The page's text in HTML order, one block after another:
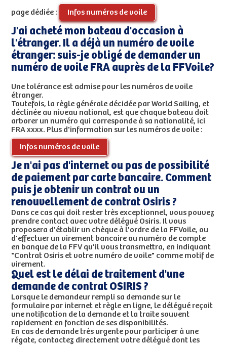
page dédiée :
Infos numéros de voile
J'ai acheté mon bateau d'occasion à
l'étranger. Il a déjà un numéro de voile
étranger: suis-je obligé de demander un
numéro de voile FRA auprès de la FFVoile?
Une tolérance est admise pour les numéros de voile
étranger.
Toutefois, la règle générale décidée par World Sailing, et
déclinée au niveau national, est que chaque bateau doit
arborer un numéro qui corresponde à sa nationalité, ici
FRA xxxx. Plus d'information sur les numéros de voile :
Infos numéros de voile
Je n'ai pas d'internet ou pas de possibilité
de paiement par carte bancaire. Comment
puis je obtenir un contrat ou un
renouvellement de contrat Osiris ?
Dans ce cas qui doit rester très exceptionnel, vous pouvez
prendre contact avec votre délégué Osiris. Il vous
proposera d'établir un chèque à l'ordre de la FFVoile, ou
d'effectuer un virement bancaire au numéro de compte
en banque de la FFV qu'il vous transmettra, en indiquant
"Contrat Osiris et votre numéro de voile" comme motif de
virement.
Quel est le délai de traitement d'une
demande de contrat OSIRIS ?
Lorsque le demandeur rempli sa demande sur le
formulaire par internet et règle en ligne, le délégué reçoit
une notification de la demande et la traite souvent
rapidement en fonction de ses disponibilités.
En cas de demande très urgente pour participer à une
régate, contactez directement votre délégué dont les